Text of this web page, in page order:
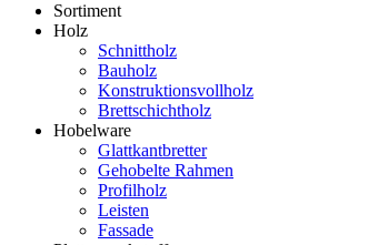
Sortiment
Holz
Schnittholz
Bauholz
Konstruktionsvollholz
Brettschichtholz
Hobelware
Glattkantbretter
Gehobelte Rahmen
Profilholz
Leisten
Fassade